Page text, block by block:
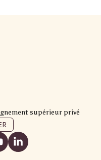
supérieur privé